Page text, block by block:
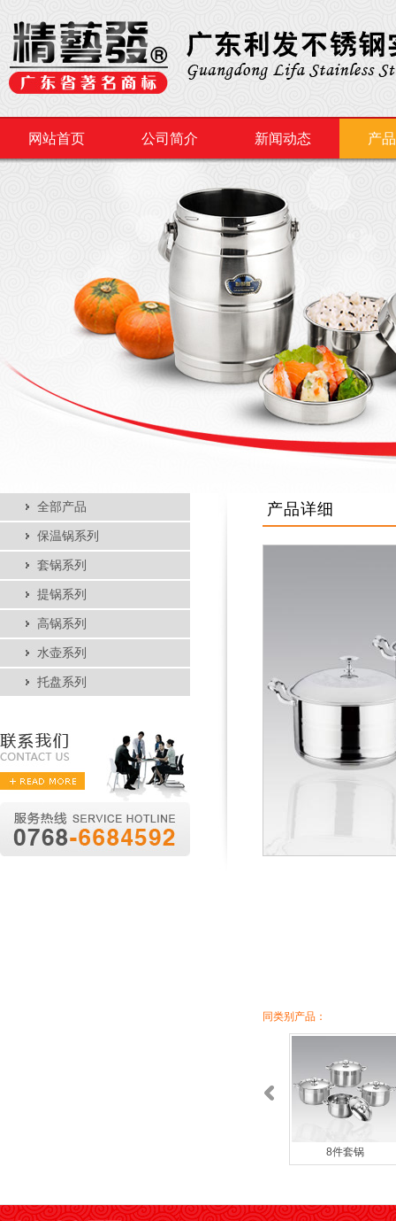
网站首页 公司简介 新闻动态 产
全部产品
保温锅系列
套锅系列
提锅系列
高锅系列
水壶系列
托盘系列
产品详细
同类别产品：